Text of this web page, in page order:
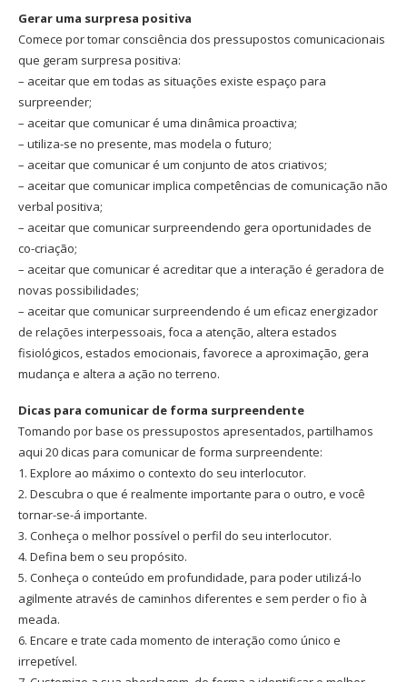
Gerar uma surpresa positiva
Comece por tomar consciência dos pressupostos comunicacionais
que geram surpresa positiva:
– aceitar que em todas as situações existe espaço para
surpreender;
– aceitar que comunicar é uma dinâmica proactiva;
– utiliza-se no presente, mas modela o futuro;
– aceitar que comunicar é um conjunto de atos criativos;
– aceitar que comunicar implica competências de comunicação não
verbal positiva;
– aceitar que comunicar surpreendendo gera oportunidades de
co-criação;
– aceitar que comunicar é acreditar que a interação é geradora de
novas possibilidades;
– aceitar que comunicar surpreendendo é um eficaz energizador
de relações interpessoais, foca a atenção, altera estados
fisiológicos, estados emocionais, favorece a aproximação, gera
mudança e altera a ação no terreno.
Dicas para comunicar de forma surpreendente
Tomando por base os pressupostos apresentados, partilhamos
aqui 20 dicas para comunicar de forma surpreendente:
1. Explore ao máximo o contexto do seu interlocutor.
2. Descubra o que é realmente importante para o outro, e você
tornar-se-á importante.
3. Conheça o melhor possível o perfil do seu interlocutor.
4. Defina bem o seu propósito.
5. Conheça o conteúdo em profundidade, para poder utilizá-lo
agilmente através de caminhos diferentes e sem perder o fio à
meada.
6. Encare e trate cada momento de interação como único e
irrepetível.